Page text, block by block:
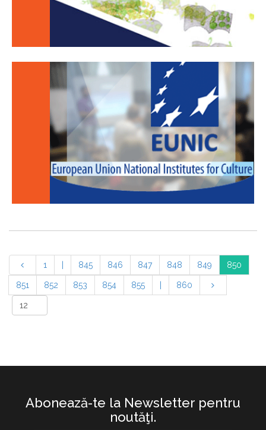
1 845 846 847 848 849 850
851 852 853 854 855 860
Abonează-te la Newsletter pentru
noutăţi.